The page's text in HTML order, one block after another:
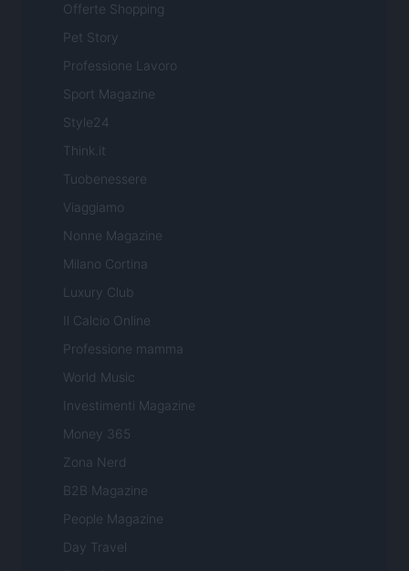
Offerte Shopping
Pet Story
Professione Lavoro
Sport Magazine
Style24
Think.it
Tuobenessere
Viaggiamo
Nonne Magazine
Milano Cortina
Luxury Club
Il Calcio Online
Professione mamma
World Music
Investimenti Magazine
Money 365
Zona Nerd
B2B Magazine
People Magazine
Day Travel